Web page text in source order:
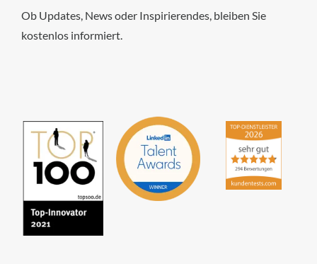
Ob Updates, News oder Inspirierendes, bleiben Sie
kostenlos informiert.